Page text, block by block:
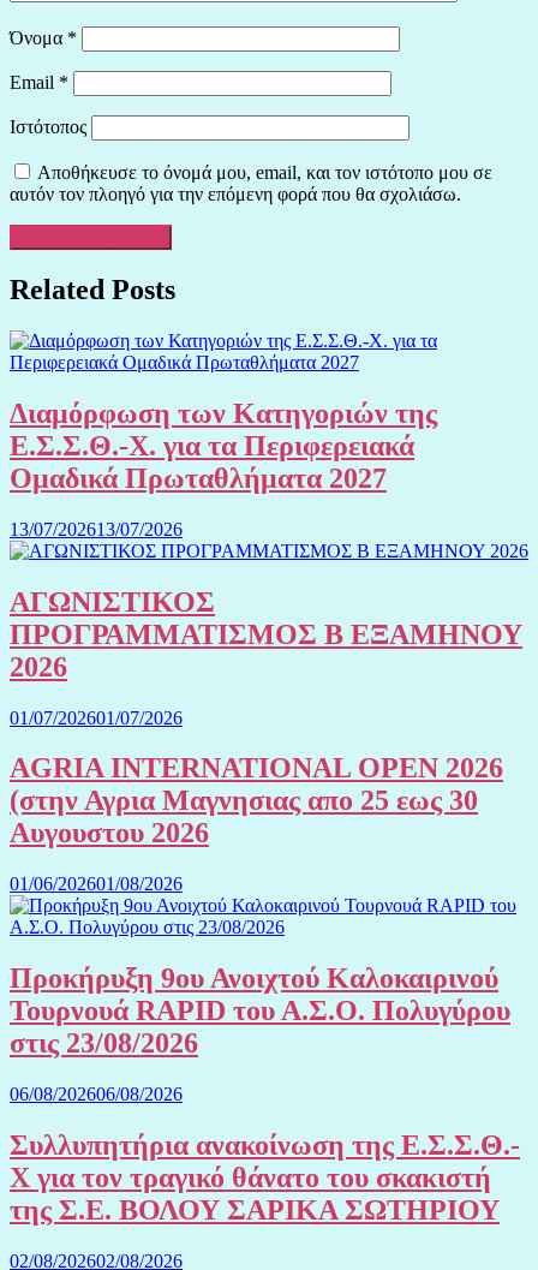
Όνομα *
Email *
Ιστότοπος
Αποθήκευσε το όνομά μου, email, και τον ιστότοπο μου σε
αυτόν τον πλοηγό για την επόμενη φορά που θα σχολιάσω.
Related Posts
Διαμόρφωση των Κατηγοριών της
Ε.Σ.Σ.Θ.-Χ. για τα Περιφερειακά
Ομαδικά Πρωταθλήματα 2027
13/07/202613/07/2026
ΑΓΩΝΙΣΤΙΚΟΣ
ΠΡΟΓΡΑΜΜΑΤΙΣΜΟΣ Β ΕΞΑΜΗΝΟΥ
2026
01/07/202601/07/2026
AGRIA INTERNATIONAL OPEN 2026
(στην Αγρια Μαγνησιας απο 25 εως 30
Αυγουστου 2026
01/06/202601/08/2026
Προκήρυξη 9ου Ανοιχτού Καλοκαιρινού
Τουρνουά RAPID του Α.Σ.Ο. Πολυγύρου
στις 23/08/2026
06/08/202606/08/2026
Συλλυπητήρια ανακοίνωση της Ε.Σ.Σ.Θ.-
Χ για τον τραγικό θάνατο του σκακιστή
της Σ.Ε. ΒΟΛΟΥ ΣΑΡΙΚΑ ΣΩΤΗΡΙΟΥ
02/08/202602/08/2026